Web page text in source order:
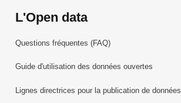
L'Open data
Questions fréquentes (FAQ)
Guide d'utilisation des données ouvertes
Lignes directrices pour la publication de données